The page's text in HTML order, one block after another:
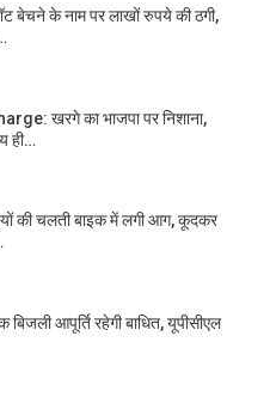
बेचने के नाम पर लाखों रुपये की ठगी,
खरगे का भाजपा पर निशाना,
ही…
की चलती बाइक में लगी आग, कूदकर
बिजली आपूर्ति रहेगी बाधित, यूपीसीएल